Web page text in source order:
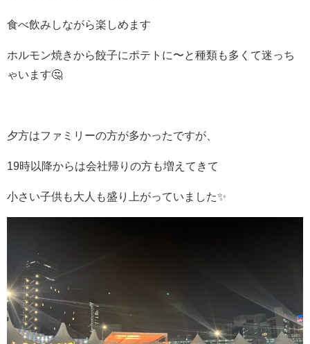
食べ飲みしながら楽しめます
ホルモン焼きから餃子にポテトに〜と種類も多くて迷っち
ゃいます🤔
夕方はファミリーの方が多かったですが、
19時以降からは会社帰りの方も増えてきて
小さい子供も大人も盛り上がっていました✨️